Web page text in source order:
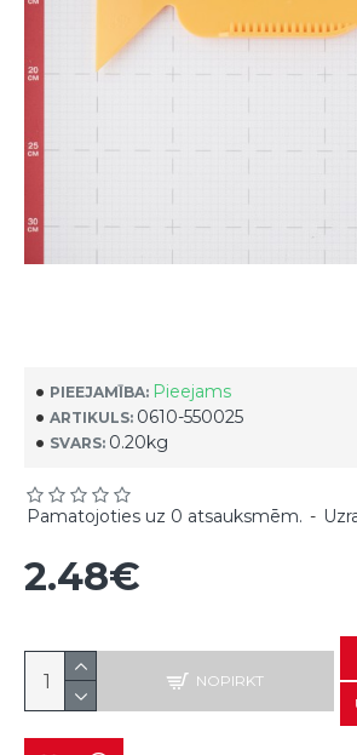
PIEEJAMĪBA: Pieejams
ARTIKULS: 0610-550025
SVARS: 0.20kg
Pamatojoties uz 0 atsauksmēm. -
2.48€
NOPIRKT